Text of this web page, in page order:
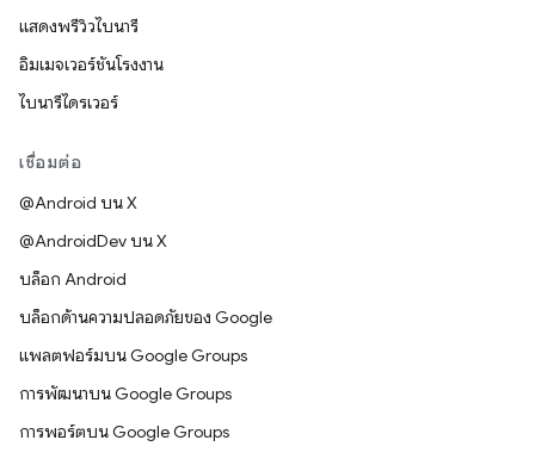
แสดงพรีวิวไบนารี
อิมเมจเวอร์ชันโรงงาน
ไบนารีไดรเวอร์
เชื่อมต่อ
@Android บน X
@AndroidDev บน X
บล็อก Android
บล็อกด้านความปลอดภัยของ Google
แพลตฟอร์มบน Google Groups
การพัฒนาบน Google Groups
การพอร์ตบน Google Groups